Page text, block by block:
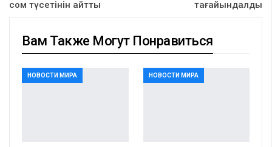
сом түсетінін айтты тағайындалды
Вам Также Могут Понравиться
НОВОСТИ МИРА НОВОСТИ МИРА